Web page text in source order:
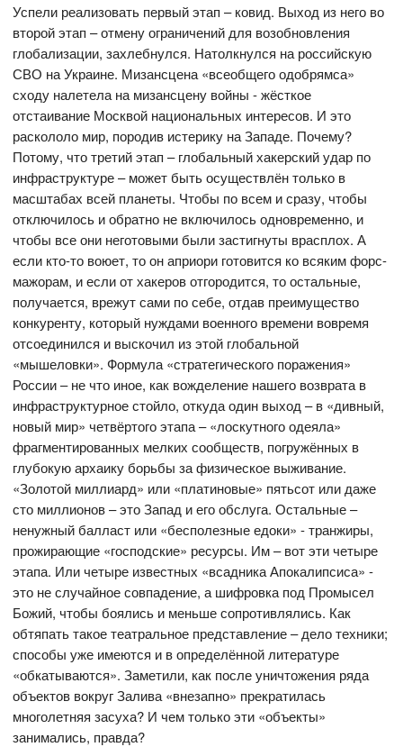
Успели реализовать первый этап – ковид. Выход из него во
второй этап – отмену ограничений для возобновления
глобализации, захлебнулся. Натолкнулся на российскую
СВО на Украине. Мизансцена «всеобщего одобрямса»
сходу налетела на мизансцену войны - жёсткое
отстаивание Москвой национальных интересов. И это
раскололо мир, породив истерику на Западе. Почему?
Потому, что третий этап – глобальный хакерский удар по
инфраструктуре – может быть осуществлён только в
масштабах всей планеты. Чтобы по всем и сразу, чтобы
отключилось и обратно не включилось одновременно, и
чтобы все они неготовыми были застигнуты врасплох. А
если кто-то воюет, то он априори готовится ко всяким форс-
мажорам, и если от хакеров отгородится, то остальные,
получается, врежут сами по себе, отдав преимущество
конкуренту, который нуждами военного времени вовремя
отсоединился и выскочил из этой глобальной
«мышеловки». Формула «стратегического поражения»
России – не что иное, как вожделение нашего возврата в
инфраструктурное стойло, откуда один выход – в «дивный,
новый мир» четвёртого этапа – «лоскутного одеяла»
фрагментированных мелких сообществ, погружённых в
глубокую архаику борьбы за физическое выживание.
«Золотой миллиард» или «платиновые» пятьсот или даже
сто миллионов – это Запад и его обслуга. Остальные –
ненужный балласт или «бесполезные едоки» - транжиры,
прожирающие «господские» ресурсы. Им – вот эти четыре
этапа. Или четыре известных «всадника Апокалипсиса» -
это не случайное совпадение, а шифровка под Промысел
Божий, чтобы боялись и меньше сопротивлялись. Как
обтяпать такое театральное представление – дело техники;
способы уже имеются и в определённой литературе
«обкатываются». Заметили, как после уничтожения ряда
объектов вокруг Залива «внезапно» прекратилась
многолетняя засуха? И чем только эти «объекты»
занимались, правда?